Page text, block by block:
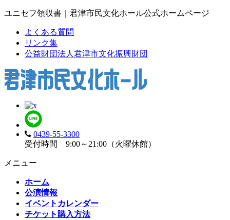
ユニセフ領収書｜君津市民文化ホール公式ホームページ
よくある質問
リンク集
公益財団法人君津市文化振興財団
0439-55-3300
受付時間 9:00～21:00（火曜休館）
メニュー
ホーム
公演情報
イベントカレンダー
チケット購入方法